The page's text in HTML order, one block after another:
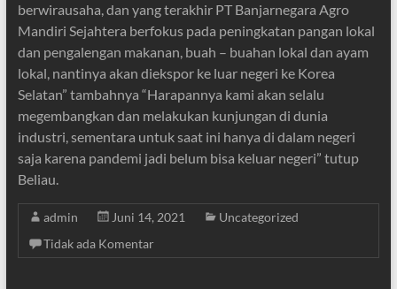
berwirausaha, dan yang terakhir PT Banjarnegara Agro
Mandiri Sejahtera berfokus pada peningkatan pangan lokal
dan pengalengan makanan, buah – buahan lokal dan ayam
lokal, nantinya akan diekspor ke luar negeri ke Korea
Selatan” tambahnya “Harapannya kami akan selalu
megembangkan dan melakukan kunjungan di dunia
industri, sementara untuk saat ini hanya di dalam negeri
saja karena pandemi jadi belum bisa keluar negeri” tutup
Beliau.
admin Juni 14, 2021
Uncategorized
Tidak ada Komentar